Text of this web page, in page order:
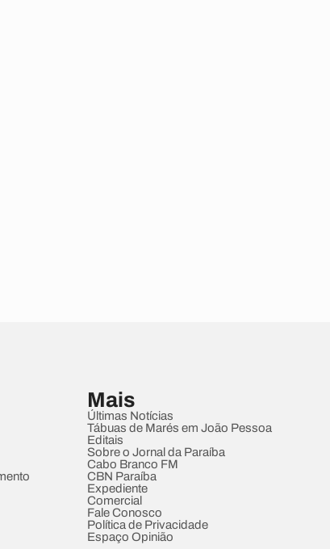
Mais
Últimas Notícias
Tábuas de Marés em João Pessoa
Editais
Sobre o Jornal da Paraíba
Cabo Branco FM
CBN Paraíba
Expediente
Comercial
Fale Conosco
Política de Privacidade
Espaço Opinião